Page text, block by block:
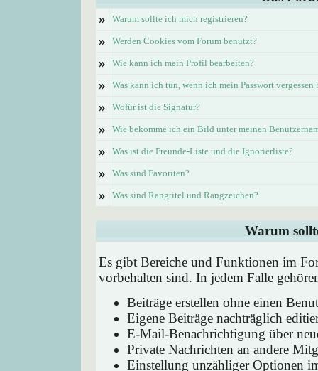
»
Warum sollte ich mich registrieren?
» Werden Cookies vom Forum benutzt?
» Wie kann ich mein Profil bearbeiten?
» Was kann ich tun, wenn ich mein Passwort vergessen
» Wofür ist die Signatur?
» Wie bekomme ich ein Bild unter meinen
» Was ist die Freunde-Liste und die Ignorierliste?
» Was sind Favoriten?
» Was sind Rangtitel und Rangzeichen?
Warum
Es gibt Bereiche und Funktionen im
vorbehalten sind. In jedem Falle
Beiträge erstellen ohne einen
Eigene Beiträge nachträglich
E-Mail-Benachrichtigung über
Private Nachrichten an andere
Einstellung unzähliger Optionen